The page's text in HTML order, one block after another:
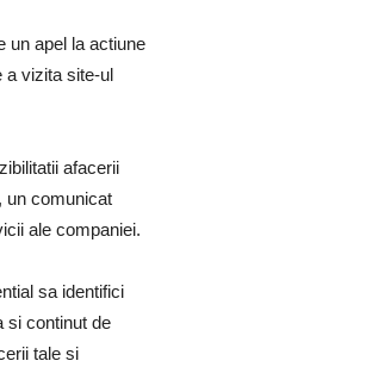
un apel la actiune
a vizita site-ul
afacerii
un comunicat
ale companiei.
sa identifici
si continut de
tale si